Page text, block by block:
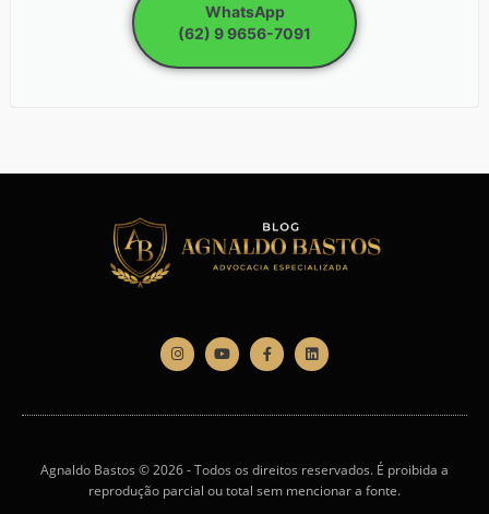
WhatsApp
(62) 9 9656-7091
Agnaldo Bastos © 2026 - Todos os direitos reservados. É proibida a
reprodução parcial ou total sem mencionar a fonte.